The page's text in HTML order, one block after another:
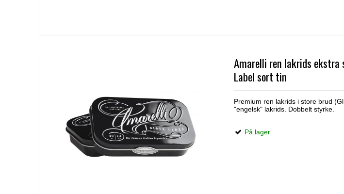
Amarelli ren lakrids
Label sort tin
Premium ren lakrids i store brud
"engelsk" lakrids. Dobbelt styrke.
På lager